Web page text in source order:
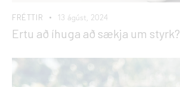
FRÉTTIR 13 ágúst, 2024
Ertu að íhuga að sækja um styrk?